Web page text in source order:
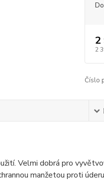
2
2
Číslo
Velmi dobrá pro
manžetou proti